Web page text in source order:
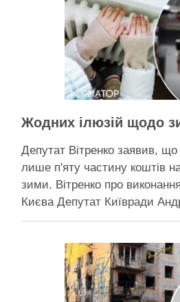
почалася вже …
Активісти району
Депутат Вітренко заявив,
лише п'яту частину коштів
зими. Вітренко про
Києва Депутат Київради
що станом на 5 серпня
трохи більше ніж на 20%.
старту опалювального